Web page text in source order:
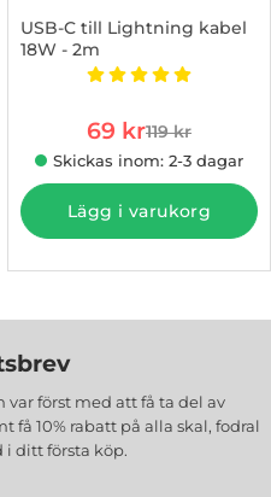
5
USB-C till Lightning kabel
18W - 2m
Art. nr 1002850239Betyg: 5 stjärnor
rea pris
69 krtidigare pris
119 kr
Skickas inom: 2-3 dagar
Lägg i varukorg
var först med att få ta del av
få 10% rabatt på alla skal, fodral
i ditt första köp.